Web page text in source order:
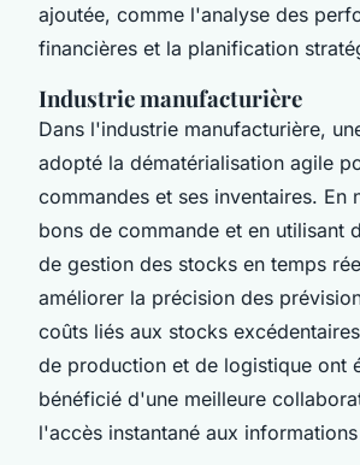
ajoutée, comme l'analyse des
financières et la planification
Industrie manufacturière
Dans l'industrie manufacturière,
adopté la dématérialisation agile
commandes et ses inventaires. En
bons de commande et en utilisant
de gestion des stocks en temps
améliorer la précision des
coûts liés aux stocks
de production et de logistique ont
bénéficié d'une meilleure
l'accès instantané aux